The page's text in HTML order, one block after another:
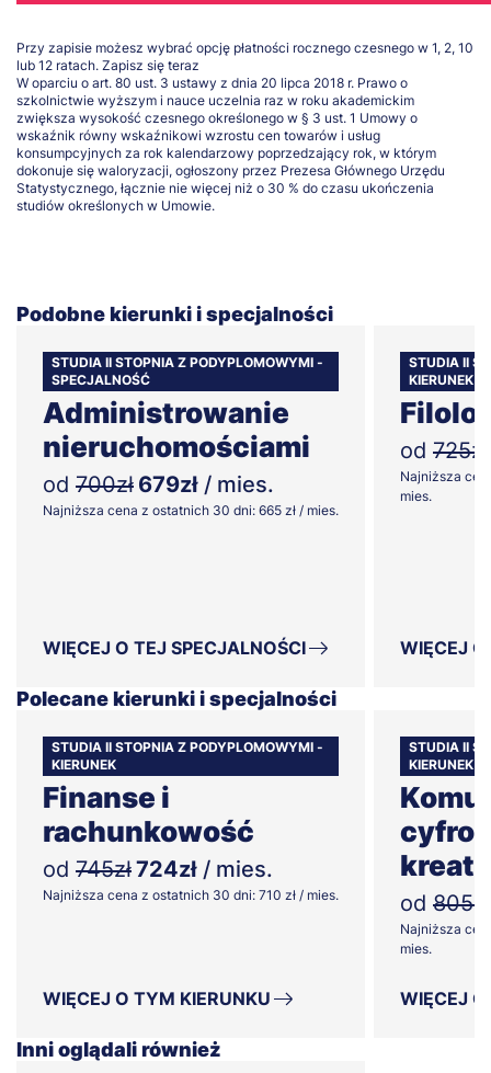
Przy zapisie możesz wybrać opcję płatności rocznego czesnego w 1, 2, 10
lub 12 ratach. Zapisz się teraz
W oparciu o art. 80 ust. 3 ustawy z dnia 20 lipca 2018 r. Prawo o
szkolnictwie wyższym i nauce uczelnia raz w roku akademickim
zwiększa wysokość czesnego określonego w § 3 ust. 1 Umowy o
wskaźnik równy wskaźnikowi wzrostu cen towarów i usług
konsumpcyjnych za rok kalendarzowy poprzedzający rok, w którym
dokonuje się waloryzacji, ogłoszony przez Prezesa Głównego Urzędu
Statystycznego, łącznie nie więcej niż o 30 % do czasu ukończenia
studiów określonych w Umowie.
Podobne kierunki i specjalności
STUDIA II STOPNIA Z PODYPLOMOWYMI -
SPECJALNOŚĆ
Administrowanie
nieruchomościami
od 700zł 679zł / mies.
Najniższa cena z ostatnich 30 dni: 665 zł / mies.
WIĘCEJ O TEJ SPECJALNOŚCI
STUDIA II
KIERUNEK
od 725zł
Najniższa
mies.
WIĘCEJ
Polecane kierunki i specjalności
STUDIA II STOPNIA Z PODYPLOMOWYMI -
KIERUNEK
Finanse i
rachunkowość
od 745zł724zł / mies.
Najniższa cena z ostatnich 30 dni: 710 zł / mies.
WIĘCEJ O TYM KIERUNKU
STUDIA II
KIERUNEK
od 805zł
Najniższa
mies.
WIĘCEJ
Inni oglądali również